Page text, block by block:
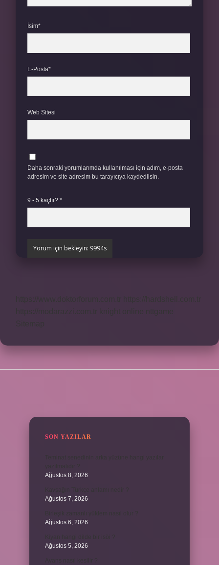
İsim*
E-Posta*
Web Sitesi
Daha sonraki yorumlarımda kullanılması için adım, e-posta
adresim ve site adresim bu tarayıcıya kaydedilsin.
9 - 5 kaçtır? *
SON YAZILAR
Ağustos 8, 2026
Ağustos 7, 2026
Ağustos 6, 2026
Ağustos 5, 2026